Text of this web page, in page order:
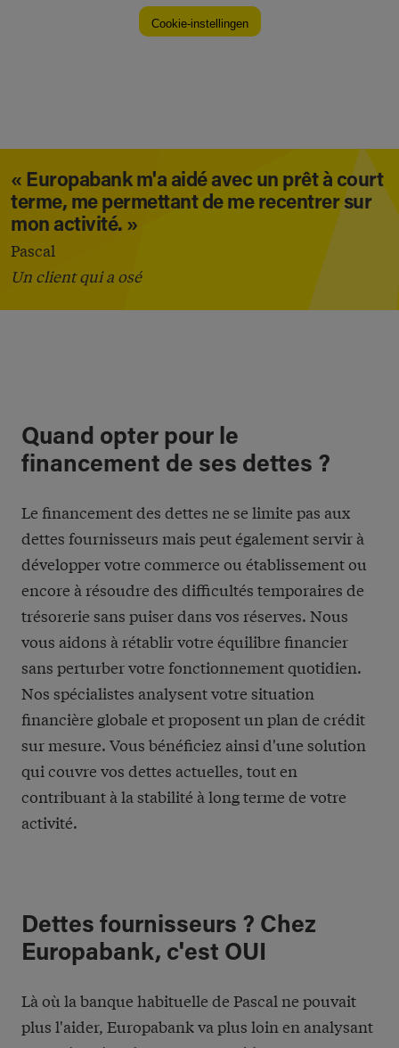
« Europabank m'a aidé avec un prêt à court
terme, me permettant de me recentrer sur
mon activité. »
Pascal
Un client qui a osé
Quand opter pour le
financement de ses dettes ?
Le financement des dettes ne se limite pas aux
dettes fournisseurs mais peut également servir à
développer votre commerce ou établissement ou
encore à résoudre des difficultés temporaires de
trésorerie sans puiser dans vos réserves. Nous
vous aidons à rétablir votre équilibre financier
sans perturber votre fonctionnement quotidien.
Nos spécialistes analysent votre situation
financière globale et proposent un plan de crédit
sur mesure. Vous bénéficiez ainsi d'une solution
qui couvre vos dettes actuelles, tout en
contribuant à la stabilité à long terme de votre
activité.
Dettes fournisseurs ? Chez
Europabank, c'est OUI
Là où la banque habituelle de Pascal ne pouvait
plus l'aider, Europabank va plus loin en analysant